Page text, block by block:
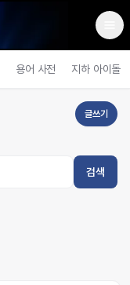
용어 사전 지하 아이돌
글쓰기
검색